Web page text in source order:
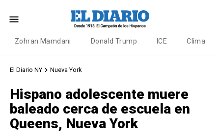
Zohran Mamdani Donald Trump ICE Clima
El Diario NY Nueva York
Hispano adolescente muere
baleado cerca de escuela en
Queens, Nueva York